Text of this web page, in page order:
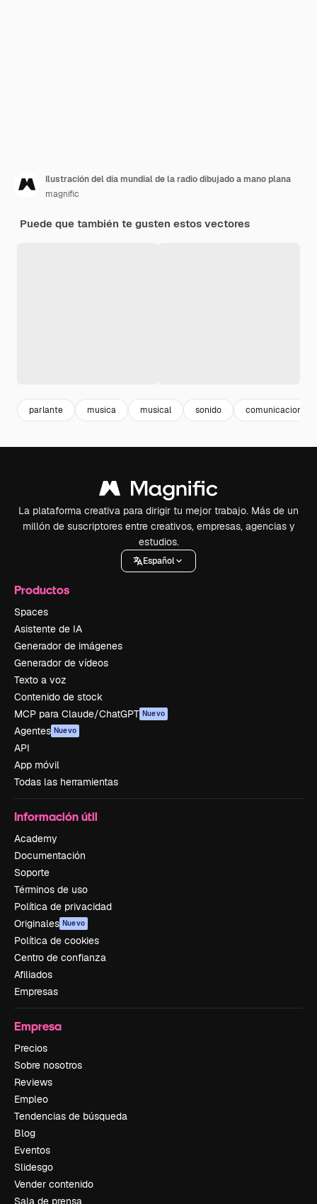
Ilustración del día mundial de la radio dibujado a mano plana
magnific
Puede que también te gusten estos vectores
parlante musica musical sonido comunicacion
La plataforma creativa para dirigir tu mejor trabajo. Más de un
millón de suscriptores entre creativos, empresas, agencias y
estudios.
Español
Productos
Spaces
Asistente de IA
Generador de imágenes
Generador de vídeos
Texto a voz
Contenido de stock
MCP para Claude/ChatGPT Nuevo
Agentes Nuevo
API
App móvil
Todas las herramientas
Información útil
Academy
Documentación
Soporte
Términos de uso
Política de privacidad
Originales Nuevo
Política de cookies
Centro de confianza
Afiliados
Empresas
Empresa
Precios
Sobre nosotros
Reviews
Empleo
Tendencias de búsqueda
Blog
Eventos
Slidesgo
Vender contenido
Sala de prensa